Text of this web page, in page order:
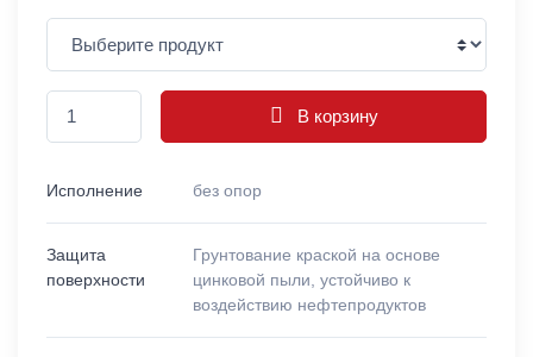
В корзину
Исполнение без опор
Защита
поверхности
Грунтование краской на основе
цинковой пыли, устойчиво к
воздействию нефтепродуктов